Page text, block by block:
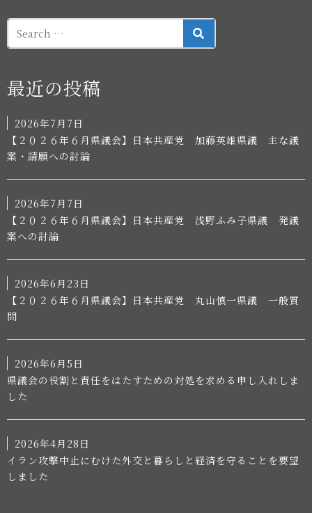
SEARCH
最近の投稿
2026年7月7日
【２０２６年６月県議会】日本共産党 加藤英雄県議 主な議
案・請願への討論
2026年7月7日
【２０２６年６月県議会】日本共産党 浅野ふみ子県議 発議
案への討論
2026年6月23日
【２０２６年６月県議会】日本共産党 丸山慎一県議 一般質
問
2026年6月5日
県議会の役割と責任をはたすための対処を求める申し入れしま
した
2026年4月28日
イラン攻撃中止にむけた外交と暮らしと経済を守ることを要望
しました